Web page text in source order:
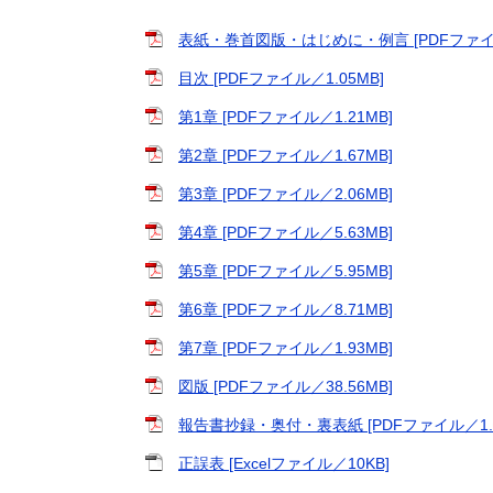
表紙・巻首図版・はじめに・例言 [PDFファ
目次 [PDFファイル／1.05MB]
第1章 [PDFファイル／1.21MB]
第2章 [PDFファイル／1.67MB]
第3章 [PDFファイル／2.06MB]
第4章 [PDFファイル／5.63MB]
第5章 [PDFファイル／5.95MB]
第6章 [PDFファイル／8.71MB]
第7章 [PDFファイル／1.93MB]
図版 [PDFファイル／38.56MB]
報告書抄録・奥付・裏表紙 [PDFファイル／
正誤表 [Excelファイル／10KB]